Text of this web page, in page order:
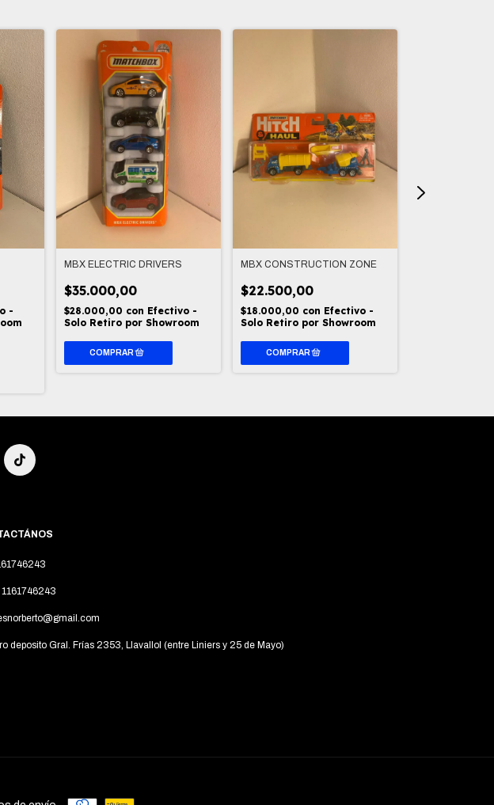
-
MBX ELECTRIC DRIVERS
$35.000,00
$28.000,00 con Efectivo -
Solo Retiro por Showroom
MBX CONSTRUCTION ZONE
$22.500,00
$18.000,00 con Efectivo -
Solo Retiro por Showroom
deposito Gral. Frías 2353, Llavallol (entre Liniers y 25 de Mayo)